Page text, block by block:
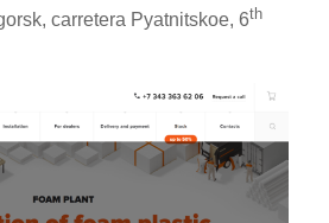
carretera Pyatnitskoe, 6th